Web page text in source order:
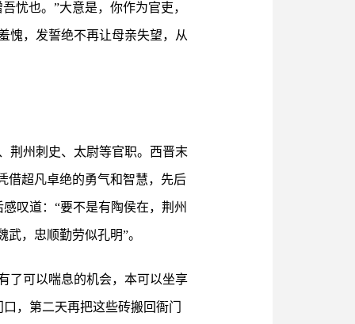
忧也。”大意是，你作为官吏，
愧，发誓绝不再让母亲失望，从
荆州刺史、太尉等官职。西晋末
借超凡卓绝的勇气和智慧，先后
叹道：“要不是有陶侯在，荆州
，忠顺勤劳似孔明”。
了可以喘息的机会，本可以坐享
，第二天再把这些砖搬回衙门